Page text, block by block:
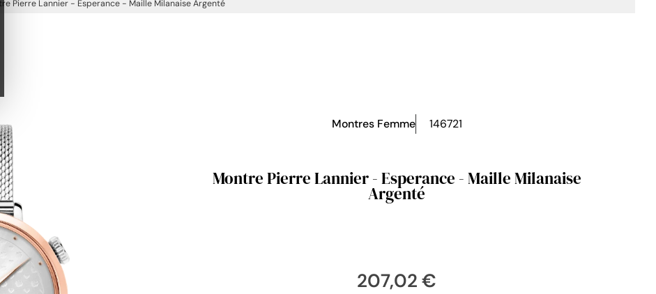
Pierre Lannier - Esperance - Maille Milanaise Argenté
Montres Femme 146721
Montre Pierre Lannier - Esperance - Maille Milanaise
Argenté
207,02 €